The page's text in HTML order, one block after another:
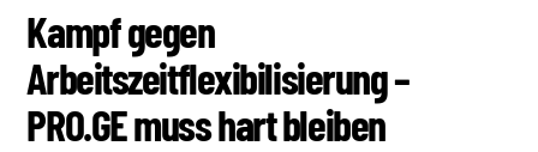
Kampf gegen
Arbeitszeitflexibilisierung –
PRO.GE muss hart bleiben